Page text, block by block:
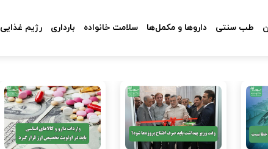
طب سنتی داروها و مکمل‌ها سلامت خانواده بارداری رژیم غذایی